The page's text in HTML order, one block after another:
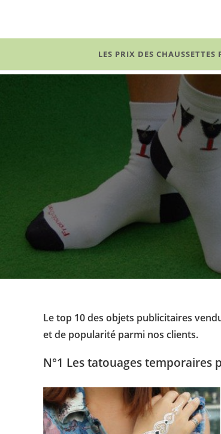
content
LES PRIX DES CHAUSSETTES
Le top 10 des objets publicitaires
et de popularité parmi nos clients.
N°1 Les tatouages temporaires